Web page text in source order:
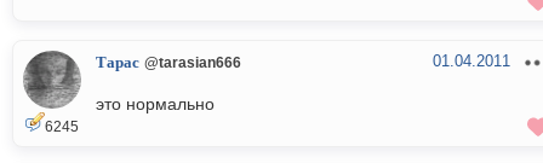
6245
Тарас @tarasian666 01.04.2011
это нормально